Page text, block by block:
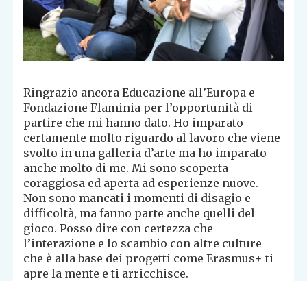
Ringrazio ancora Educazione all’Europa e
Fondazione Flaminia per l’opportunità di
partire che mi hanno dato. Ho imparato
certamente molto riguardo al lavoro che viene
svolto in una galleria d’arte ma ho imparato
anche molto di me. Mi sono scoperta
coraggiosa ed aperta ad esperienze nuove.
Non sono mancati i momenti di disagio e
difficoltà, ma fanno parte anche quelli del
gioco. Posso dire con certezza che
l’interazione e lo scambio con altre culture
che è alla base dei progetti come Erasmus+ ti
apre la mente e ti arricchisce.